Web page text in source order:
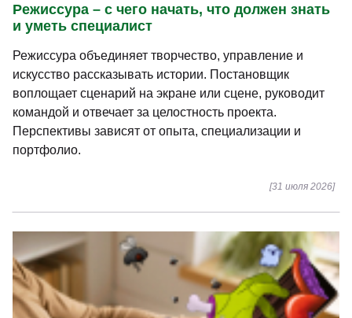
Режиссура – с чего начать, что должен знать
и уметь специалист
Режиссура объединяет творчество, управление и
искусство рассказывать истории. Постановщик
воплощает сценарий на экране или сцене, руководит
командой и отвечает за целостность проекта.
Перспективы зависят от опыта, специализации и
портфолио.
[31 июля 2026]